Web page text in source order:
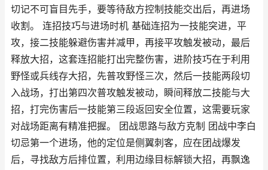
切记不可盲目先手，要等待敌方控制技能交出后，再进场
收割。 连招技巧与进场时机 基础连招为一技能突进，平
攻，接二技能躲避伤害并减甲，再接平攻触发被动，最后
释放大招，这套连招能打出完整伤害，进阶技巧在于利用
野怪或兵线存大招，先普攻野怪三次，然后一技能两段切
入战场，打出第四次普攻触发被动，瞬间释放二技能与大
招，打完伤害后一技能第三段返回安全位置，这需要玩家
对战场距离有精准把握。 团战思路与敌方克制 团战中李白
切忌第一个进场，他的定位是侧翼刺客，应在团战爆发
后，寻找敌方后排位置，利用边缘目标解锁大招，再飘逸